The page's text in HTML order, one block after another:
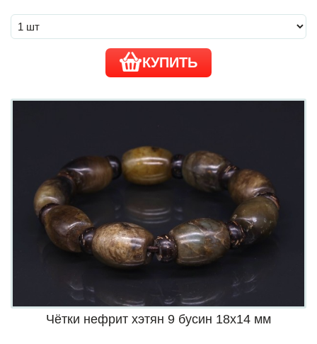
КУПИТЬ
Чётки нефрит хэтян 9 бусин 18х14 мм